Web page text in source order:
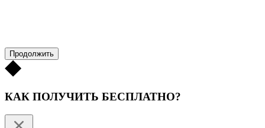
Продолжить
КАК ПОЛУЧИТЬ БЕСПЛАТНО?